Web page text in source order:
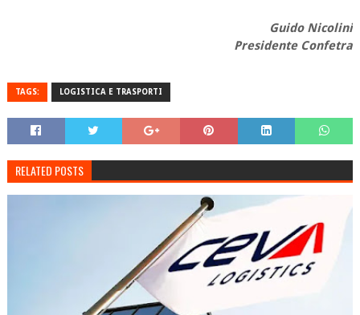
Guido Nicolini
Presidente Confetra
TAGS: LOGISTICA E TRASPORTI
RELATED POSTS